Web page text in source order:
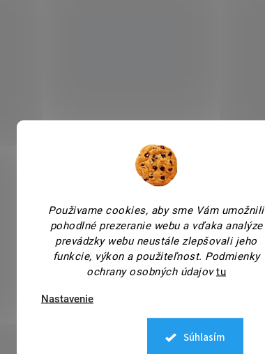
Použivame cookies, aby sme Vám umožnili
pohodlné prezeranie webu a vďaka analýze
prevádzky webu neustále zlepšovali jeho
funkcie, výkon a použiteľnost. Podmienky
ochrany osobných údajov tu
Nastavenie
Súhlasím